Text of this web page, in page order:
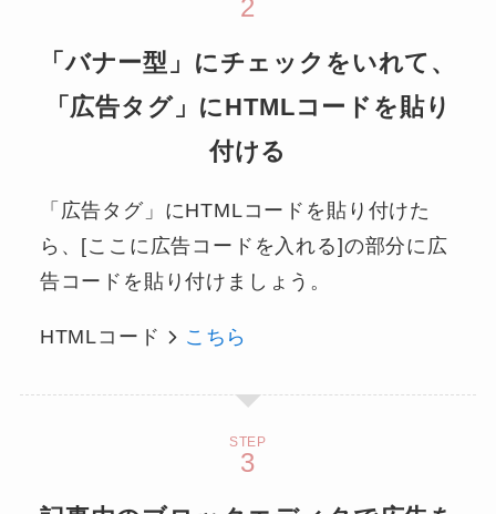
「バナー型」にチェックをいれて、
「広告タグ」にHTMLコードを貼り
付ける
「広告タグ」にHTMLコードを貼り付けた
ら、[ここに広告コードを入れる]の部分に広
告コードを貼り付けましょう。
HTMLコード こちら
STEP